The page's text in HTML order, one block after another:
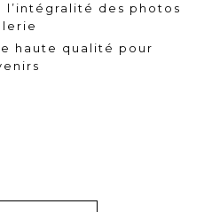
l’intégralité des photos
haute qualité pour